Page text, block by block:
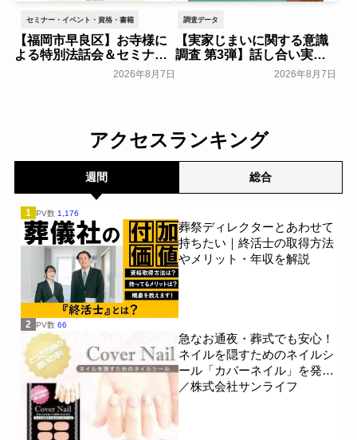
セミナー・イベント・資格・書籍
【福岡市早良区】お寺様に
よる特別法話会＆セミナー
特典「無料試食会」を8月
18日(月)にシティホール飯
2026年8月7日
調査データ
【実家じまいに関する意識
調査 第3弾】話し合い実施
率は29.5％で前回から低
下。「大相続時代」でも家
2026年8月7日
アクセスランキング
週間 総合
1 PV数 1,176
葬祭ディレクターとあわせて
持ちたい｜終活士の取得方法
やメリット・年収を解説
2 PV数 66
急なお通夜・葬式でも安心！
ネイルを隠すためのネイルシ
ール「カバーネイル」を発売
／株式会社サンライフ